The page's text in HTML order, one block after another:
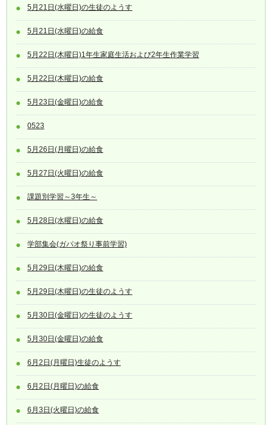
5月21日(水曜日)の生徒のようす
5月21日(水曜日)の給食
5月22日(木曜日)1年生家庭生活および2年生作業学習
5月22日(木曜日)の給食
5月23日(金曜日)の給食
0523
5月26日(月曜日)の給食
5月27日(火曜日)の給食
課題別学習～3年生～
5月28日(水曜日)の給食
学部集会(ガパオ祭り事前学習)
5月29日(木曜日)の給食
5月29日(木曜日)の生徒のようす
5月30日(金曜日)の生徒のようす
5月30日(金曜日)の給食
6月2日(月曜日)生徒のようす
6月2日(月曜日)の給食
6月3日(火曜日)の給食